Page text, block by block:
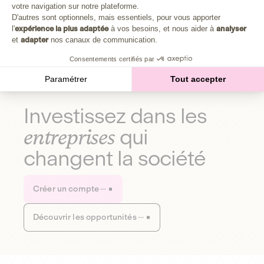
Plongez au cœur de la fabrique d'une autre économie,
celle qui fait du bien à la planète et aux humains.
Découvrir notre média
Investissez dans les
entreprises qui
changent la société
Créer un compte
Découvrir les opportunités
votre navigation sur notre plateforme.
D'autres sont optionnels, mais essentiels, pour vous apporter
l'expérience la plus adaptéeà vos besoins, et nous aider à analyser
et adapternos canaux de communication.
Consentements certifiés par
Paramétrer Tout accepter
Axeptio consent